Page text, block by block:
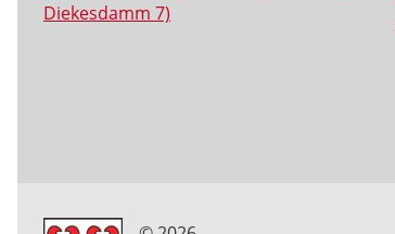
Diekesdamm 7)